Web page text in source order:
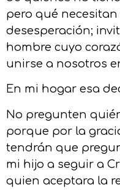
pero qué
desesperación;
hombre cuyo
unirse a nosotros
En mi hogar esa
No pregunten
porque por la
tendrán que
mi hijo a seguir a
quien aceptara la